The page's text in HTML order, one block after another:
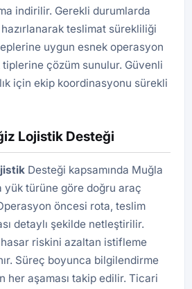
indirilir. Gerekli durumlarda
teslimat sürekliliği
uygun esnek operasyon
çözüm sunulur. Güvenli
için ekip koordinasyonu sürekli
Lojistik Desteği
Desteği kapsamında Muğla
yük türüne göre doğru araç
öncesi rota, teslim
detaylı şekilde netleştirilir.
riskini azaltan istifleme
Süreç boyunca bilgilendirme
her aşaması takip edilir. Ticari